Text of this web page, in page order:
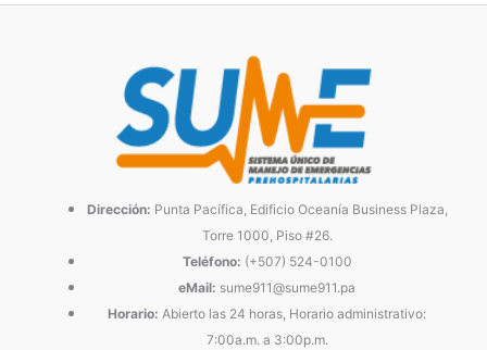
Dirección: Punta Pacífica, Edificio Oceanía Business Plaza,
Torre 1000, Piso #26.
Teléfono: (+507) 524-0100
eMail: sume911@sume911.pa
Horario: Abierto las 24 horas, Horario administrativo:
7:00a.m. a 3:00p.m.